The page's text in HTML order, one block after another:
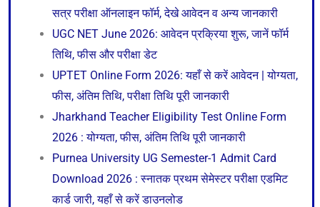
सत्र परीक्षा ऑनलाइन फॉर्म, देखे आवेदन व अन्य जानकारी
UGC NET June 2026: आवेदन प्रक्रिया शुरू, जानें फॉर्म
तिथि, फीस और परीक्षा डेट
UPTET Online Form 2026: यहाँ से करें आवेदन | योग्यता,
फीस, अंतिम तिथि, परीक्षा तिथि पूरी जानकारी
Jharkhand Teacher Eligibility Test Online Form
2026 : योग्यता, फीस, अंतिम तिथि पूरी जानकारी
Purnea University UG Semester-1 Admit Card
Download 2026 : स्नातक प्रथम सेमेस्टर परीक्षा एडमिट
कार्ड जारी, यहाँ से करें डाउनलोड